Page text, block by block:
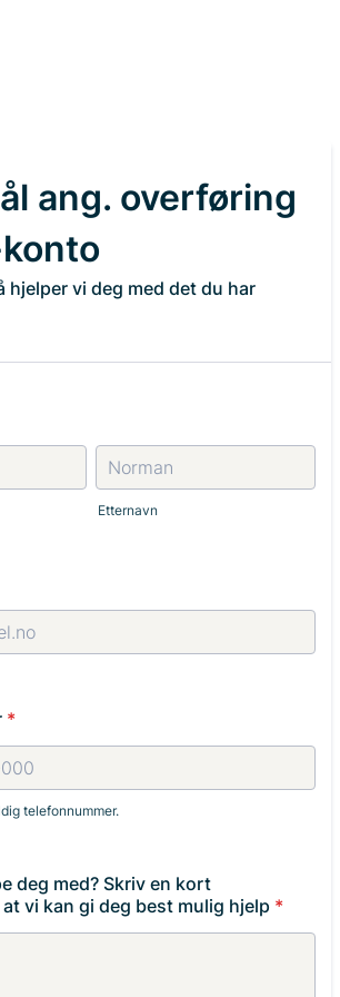
ang. overføring
hjelper vi deg med det du har
Etternavn
*
telefonnummer.
deg med? Skriv en kort
vi kan gi deg best mulig hjelp *